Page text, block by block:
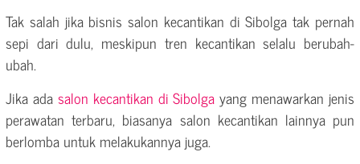
Tak salah jika bisnis salon kecantikan di Sibolga tak pernah
sepi dari dulu, meskipun tren kecantikan selalu berubah-
ubah.
Jika ada salon kecantikan di Sibolga yang menawarkan jenis
perawatan terbaru, biasanya salon kecantikan lainnya pun
berlomba untuk melakukannya juga.